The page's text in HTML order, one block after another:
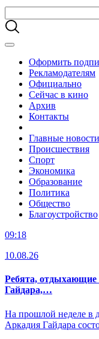
Оформить
Рекламодателям
Официально
Сейчас в кино
Архив
Контакты
Главные новости
Происшествия
Спорт
Экономика
Образование
Политика
Общество
Благоустройство
09:18
10.08.26
Ребята, отдыхающие
Гайдара,…
На прошлой неделе в
Аркадия Гайдара